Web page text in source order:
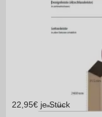
22,95€ je Stück